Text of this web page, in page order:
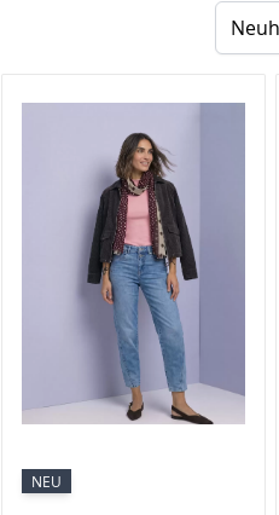
NEU